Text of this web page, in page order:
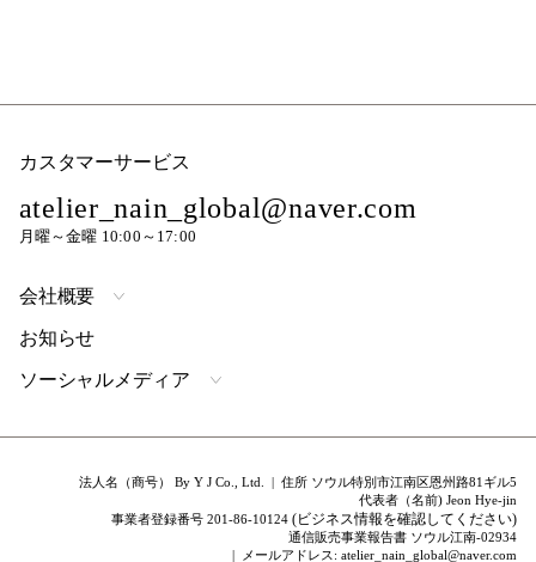
カスタマーサービス
atelier_nain_global@naver.com
月曜～金曜 10:00～17:00
会社概要
お知らせ
ソーシャルメディア
法人名（商号） By Y J Co., Ltd. | 住所 ソウル特別市江南区恩州路81ギル5
代表者（名前) Jeon Hye-jin
事業者登録番号 201-86-10124(ビジネス情報を確認してください)
通信販売事業報告書 ソウル江南-02934
| メールアドレス: atelier_nain_global@naver.com